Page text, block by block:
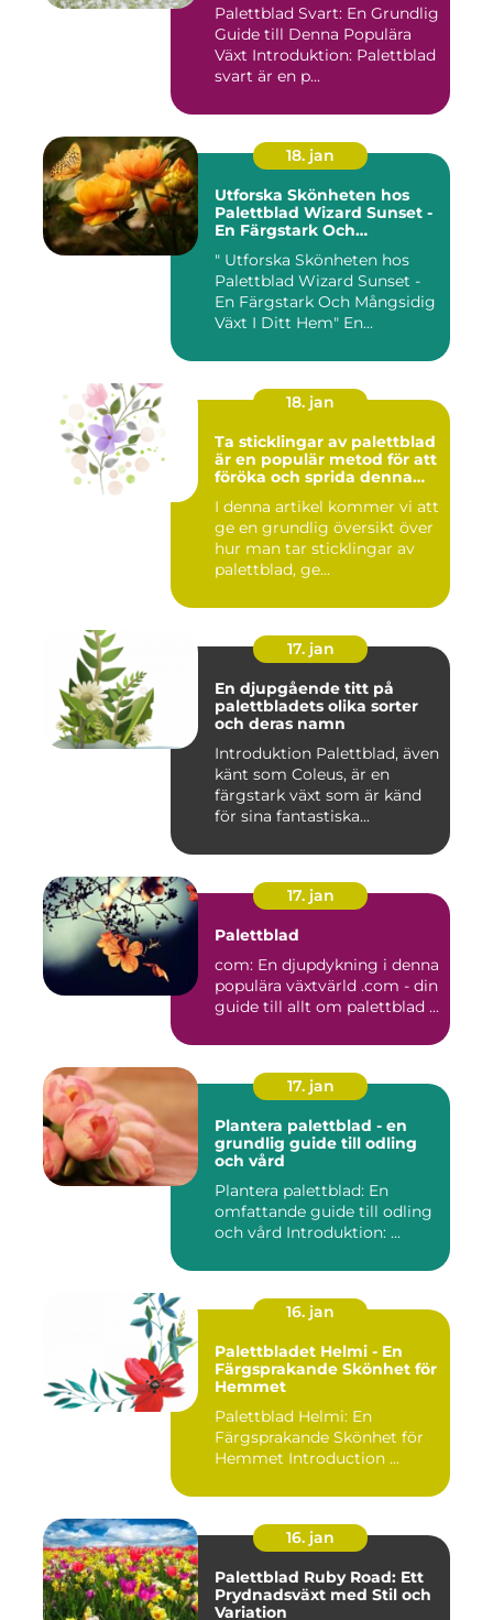
Palettblad Svart: En Grundlig
Guide till Denna Populära
Växt Introduktion: Palettblad
svart är en p...
18. jan
Utforska Skönheten hos
Palettblad Wizard Sunset -
En Färgstark Och
" Utforska Skönheten hos
Palettblad Wizard Sunset -
En Färgstark Och Mångsidig
Växt I Ditt Hem" En...
18. jan
Ta sticklingar av palettblad
är en populär metod för att
föröka och sprida denna
I denna artikel kommer vi att
ge en grundlig översikt över
hur man tar sticklingar av
palettblad, ge...
17. jan
En djupgående titt på
palettbladets olika sorter
och deras namn
Introduktion Palettblad, även
känt som Coleus, är en
färgstark växt som är känd
för sina fantastiska...
17. jan
Palettblad
com: En djupdykning i denna
populära växtvärld .com - din
guide till allt om palettblad ...
17. jan
Plantera palettblad - en
grundlig guide till odling
och vård
Plantera palettblad: En
omfattande guide till odling
och vård Introduktion: ...
16. jan
Palettbladet Helmi - En
Färgsprakande Skönhet för
Hemmet
Palettblad Helmi: En
Färgsprakande Skönhet för
Hemmet Introduction ...
16. jan
Palettblad Ruby Road: Ett
Prydnadsväxt med Stil och
Variation